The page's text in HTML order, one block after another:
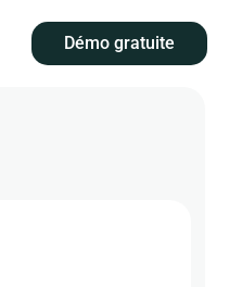
Démo gratuite